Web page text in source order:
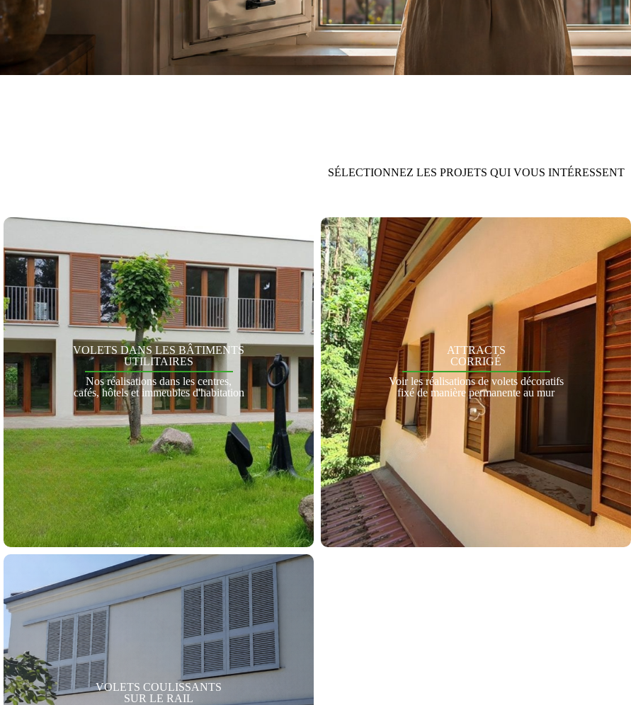
SÉLECTIONNEZ LES PROJETS QUI VOUS INTÉRESSENT
VOLETS DANS LES BÂTIMENTS
UTILITAIRES
Nos réalisations dans les centres,
cafés, hôtels et immeubles d'habitation
ATTRACTS
CORRIGÉ
Voir les réalisations de volets décoratifs
fixé de manière permanente au mur
VOLETS COULISSANTS
SUR LE RAIL